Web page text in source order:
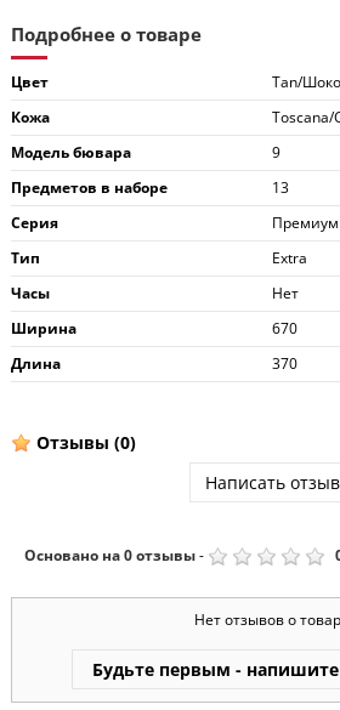
Подробнее о товаре
Цвет
Tan/
Кожа
Toscana/
Модель бювара
9
Предметов в наборе
13
Серия
Премиум
Тип
Extra
Часы
Нет
Ширина
670
Длина
370
Отзывы (0)
Написать отзыв
Основано на0отзывы-
Нет отзывов о
Будьте первым -